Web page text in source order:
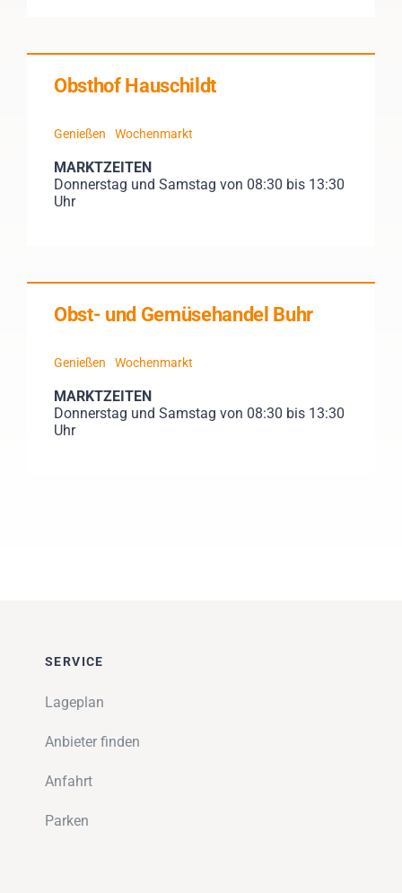
Obsthof Hauschildt
Genießen Wochenmarkt
MARKTZEITEN
Donnerstag und Samstag von 08:30 bis 13:30
Uhr
Obst- und Gemüsehandel Buhr
Genießen Wochenmarkt
MARKTZEITEN
Donnerstag und Samstag von 08:30 bis 13:30
Uhr
SERVICE
Lageplan
Anbieter finden
Anfahrt
Parken